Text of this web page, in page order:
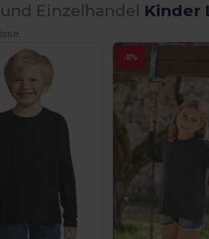
Einzelhandel Kinder
-11%